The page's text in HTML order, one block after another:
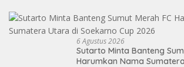
6 Agustus 2026
Sutarto Minta Banteng
Harumkan Nama